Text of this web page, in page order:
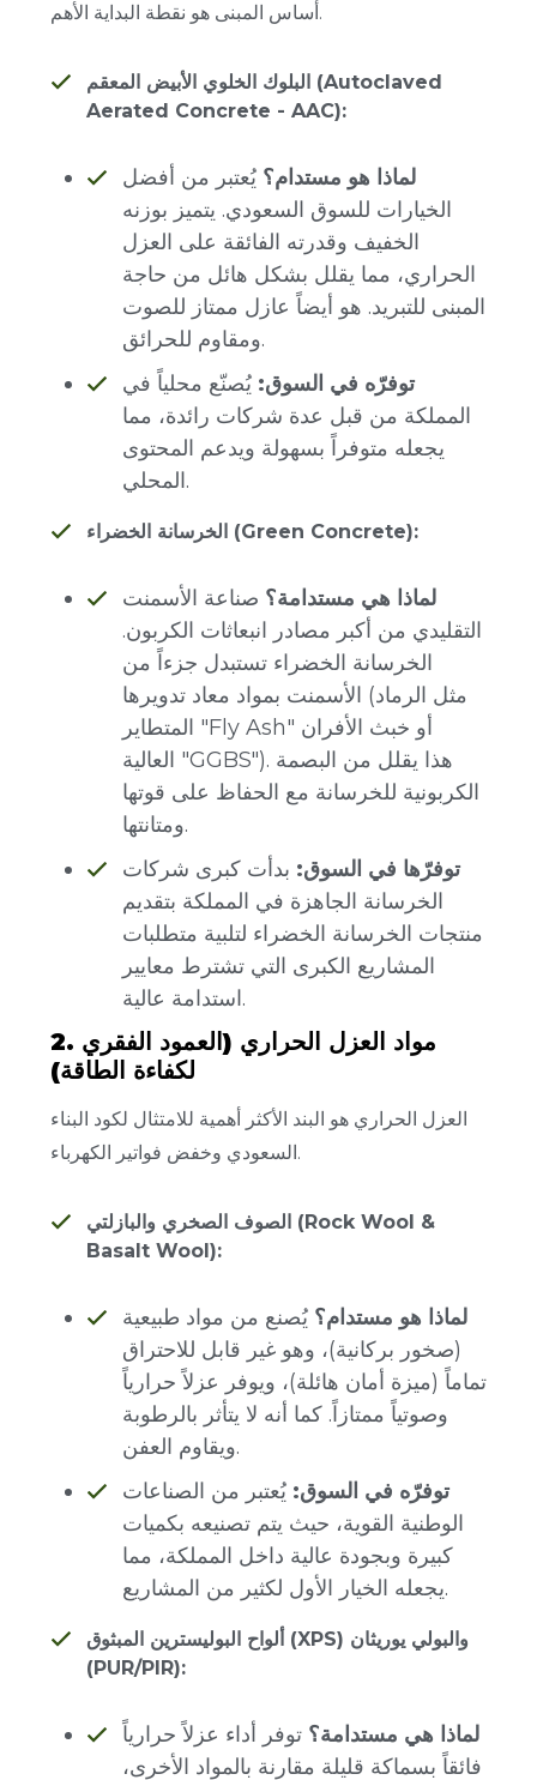
أساس المبنى هو نقطة البداية الأهم.
البلوك الخلوي الأبيض المعقم (Autoclaved
Aerated Concrete - AAC):
لماذا هو مستدام؟ يُعتبر من أفضل
الخيارات للسوق السعودي. يتميز بوزنه
الخفيف وقدرته الفائقة على العزل
الحراري، مما يقلل بشكل هائل من حاجة
المبنى للتبريد. هو أيضاً عازل ممتاز للصوت
ومقاوم للحرائق.
توفرّه في السوق: يُصنّع محلياً في
المملكة من قبل عدة شركات رائدة، مما
يجعله متوفراً بسهولة ويدعم المحتوى
المحلي.
الخرسانة الخضراء (Green Concrete):
لماذا هي مستدامة؟ صناعة الأسمنت
التقليدي من أكبر مصادر انبعاثات الكربون.
الخرسانة الخضراء تستبدل جزءاً من
الأسمنت بمواد معاد تدويرها (مثل الرماد
المتطاير "Fly Ash" أو خبث الأفران
العالية "GGBS"). هذا يقلل من البصمة
الكربونية للخرسانة مع الحفاظ على قوتها
ومتانتها.
توفرّها في السوق: بدأت كبرى شركات
الخرسانة الجاهزة في المملكة بتقديم
منتجات الخرسانة الخضراء لتلبية متطلبات
المشاريع الكبرى التي تشترط معايير
استدامة عالية.
2. مواد العزل الحراري (العمود الفقري
لكفاءة الطاقة)
العزل الحراري هو البند الأكثر أهمية للامتثال لكود البناء
السعودي وخفض فواتير الكهرباء.
الصوف الصخري والبازلتي (Rock Wool &
Basalt Wool):
لماذا هو مستدام؟ يُصنع من مواد طبيعية
(صخور بركانية)، وهو غير قابل للاحتراق
تماماً (ميزة أمان هائلة)، ويوفر عزلاً حرارياً
وصوتياً ممتازاً. كما أنه لا يتأثر بالرطوبة
ويقاوم العفن.
توفرّه في السوق: يُعتبر من الصناعات
الوطنية القوية، حيث يتم تصنيعه بكميات
كبيرة وبجودة عالية داخل المملكة، مما
يجعله الخيار الأول لكثير من المشاريع.
ألواح البوليسترين المبثوق (XPS) والبولي يوريثان
(PUR/PIR):
لماذا هي مستدامة؟ توفر أداء عزلاً حرارياً
فائقاً بسماكة قليلة مقارنة بالمواد الأخرى،